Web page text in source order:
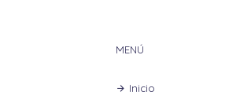
MENÚ
Inicio